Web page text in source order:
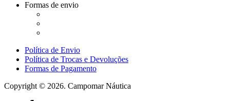
Formas de envio
Política de Envio
Política de Trocas e Devoluções
Formas de Pagamento
Copyright © 2026. Campomar Náutica